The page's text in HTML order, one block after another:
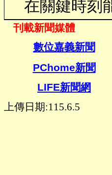
在關鍵時刻
刊載新聞媒體
數位嘉義新聞
PChome新聞
LIFE新聞網
上傳日期:115.6.5